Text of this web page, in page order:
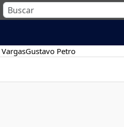
Gustavo Petro